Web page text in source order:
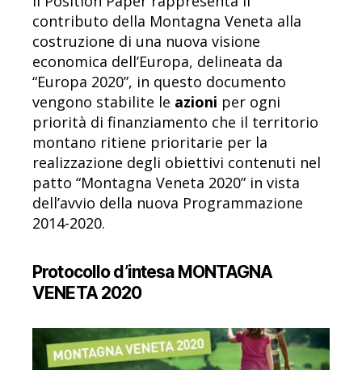
contributo della Montagna Veneta alla
costruzione di una nuova visione
economica dell’Europa, delineata da
“Europa 2020”, in questo documento
vengono stabilite le azioni per ogni
priorità di finanziamento che il territorio
montano ritiene prioritarie per la
realizzazione degli obiettivi contenuti nel
patto “Montagna Veneta 2020” in vista
dell’avvio della nuova Programmazione
2014-2020.
Protocollo d’intesa MONTAGNA
VENETA 2020